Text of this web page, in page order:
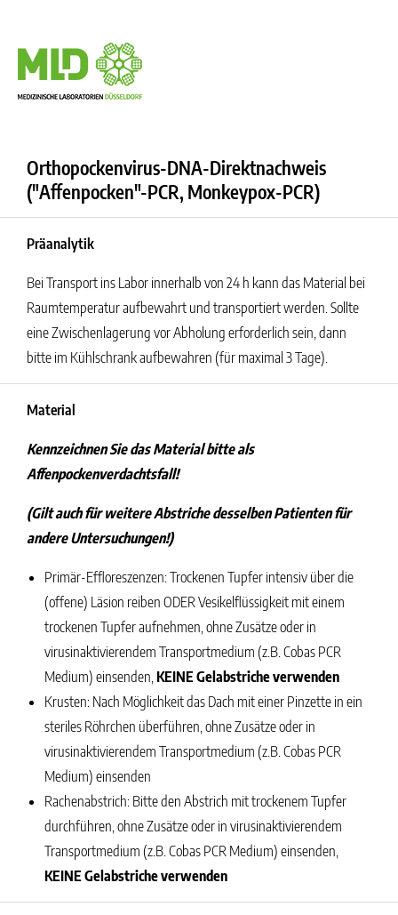
Orthopockenvirus-DNA-Direktnachweis
("Affenpocken"-PCR, Monkeypox-PCR)
Präanalytik
Bei Transport ins Labor innerhalb von 24 h kann das Material bei
Raumtemperatur aufbewahrt und transportiert werden. Sollte
eine Zwischenlagerung vor Abholung erforderlich sein, dann
bitte im Kühlschrank aufbewahren (für maximal 3 Tage).
Material
Kennzeichnen Sie das Material bitte als
Affenpockenverdachtsfall!
(Gilt auch für weitere Abstriche desselben Patienten für
andere Untersuchungen!)
Primär-Effloreszenzen: Trockenen Tupfer intensiv über die
(offene) Läsion reiben ODER Vesikelflüssigkeit mit einem
trockenen Tupfer aufnehmen, ohne Zusätze oder in
virusinaktivierendem Transportmedium (z.B. Cobas PCR
Medium) einsenden,KEINE Gelabstriche verwenden
Krusten: Nach Möglichkeit das Dach mit einer Pinzette in ein
steriles Röhrchen überführen, ohne Zusätze oder in
virusinaktivierendem Transportmedium (z.B. Cobas PCR
Medium) einsenden
Rachenabstrich: Bitte den Abstrich mit trockenem Tupfer
durchführen, ohne Zusätze oder in virusinaktivierendem
Transportmedium (z.B. Cobas PCR Medium) einsenden,
KEINE Gelabstriche verwenden